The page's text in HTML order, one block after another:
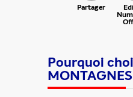
Partager
Pourquoi